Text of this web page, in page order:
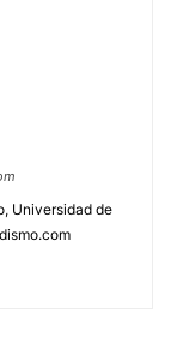
Universidad de